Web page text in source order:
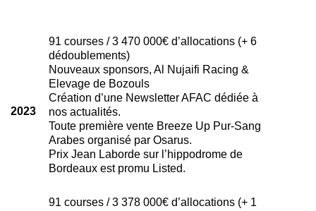
2023
91 courses / 3 470 000€ d’allocations (+ 6
dédoublements)
Nouveaux sponsors, Al Nujaifi Racing &
Elevage de Bozouls
Création d’une Newsletter AFAC dédiée à
nos actualités.
Toute première vente Breeze Up Pur-Sang
Arabes organisé par Osarus.
Prix Jean Laborde sur l’hippodrome de
Bordeaux est promu Listed.
91 courses / 3 378 000€ d’allocations (+ 1